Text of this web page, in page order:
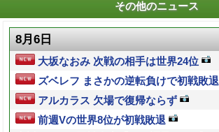
その他のニュース
8月6日
大坂なおみ 次戦の相手は世界24位
ズベレフ まさかの逆転負けで初戦敗退
アルカラス 欠場で復帰ならず
前週Vの世界8位が初戦敗退